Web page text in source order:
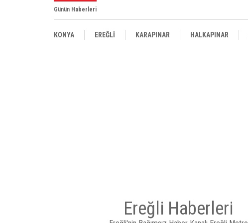
Günün Haberleri
KONYA EREĞLİ KARAPINAR HALKAPINAR
Ereğli Haberleri